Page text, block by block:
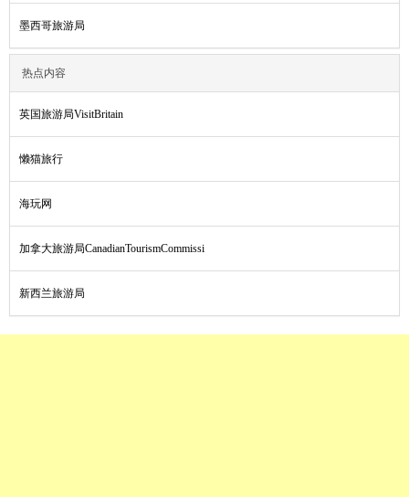
墨西哥旅游局
热点内容
英国旅游局VisitBritain
懒猫旅行
海玩网
加拿大旅游局CanadianTourismCommissi
新西兰旅游局